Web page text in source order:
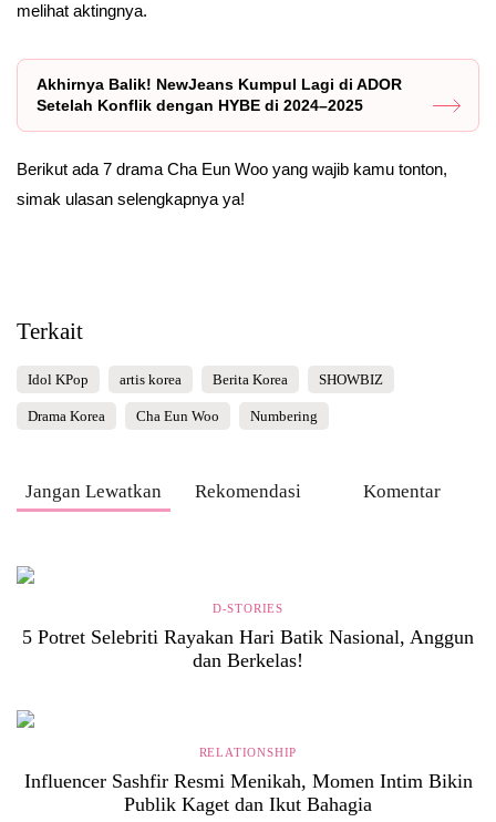
melihat aktingnya.
Akhirnya Balik! NewJeans Kumpul Lagi di ADOR
Setelah Konflik dengan HYBE di 2024–2025
Berikut ada 7 drama Cha Eun Woo yang wajib kamu tonton,
simak ulasan selengkapnya ya!
Terkait
Idol KPop artis korea Berita Korea SHOWBIZ
Drama Korea Cha Eun Woo Numbering
Jangan Lewatkan Rekomendasi Komentar
D-STORIES
5 Potret Selebriti Rayakan Hari Batik Nasional, Anggun
dan Berkelas!
RELATIONSHIP
Influencer Sashfir Resmi Menikah, Momen Intim Bikin
Publik Kaget dan Ikut Bahagia